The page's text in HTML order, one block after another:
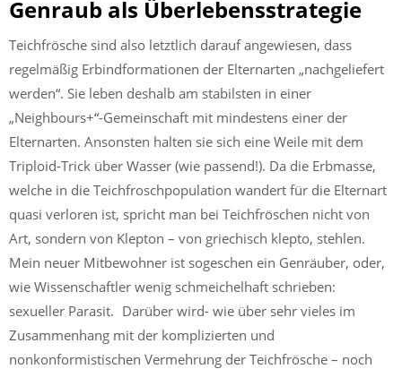
Genraub als Überlebensstrategie
Teichfrösche sind also letztlich darauf angewiesen, dass
regelmäßig Erbindformationen der Elternarten „nachgeliefert
werden“. Sie leben deshalb am stabilsten in einer
„Neighbours+“-Gemeinschaft mit mindestens einer der
Elternarten. Ansonsten halten sie sich eine Weile mit dem
Triploid-Trick über Wasser (wie passend!). Da die Erbmasse,
welche in die Teichfroschpopulation wandert für die Elternart
quasi verloren ist, spricht man bei Teichfröschen nicht von
Art, sondern von Klepton – von griechisch klepto, stehlen.
Mein neuer Mitbewohner ist sogeschen ein Genräuber, oder,
wie Wissenschaftler wenig schmeichelhaft schrieben:
sexueller Parasit. Darüber wird- wie über sehr vieles im
Zusammenhang mit der komplizierten und
nonkonformistischen Vermehrung der Teichfrösche – noch